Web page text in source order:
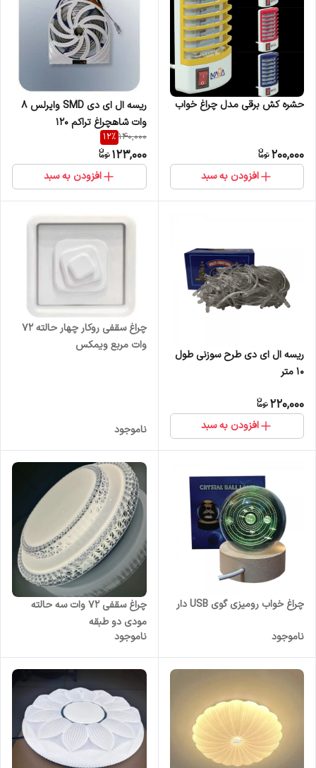
حشره کش برقی مدل چراغ خواب
200,000
افزودن به سبد
ریسه ال ای دی SMD وایرلس 8
وات شاهچراغ تراکم ۱۲۰
140,000
12%
123,000
افزودن به سبد
ریسه ال ای دی طرح سوزنی طول
10 متر
220,000
افزودن به سبد
چراغ سقفی روکار چهار حالته 72
وات مربع ویمکس
ناموجود
چراغ خواب رومیزی گوی USB دار
ناموجود
چراغ سقفی 72 وات سه حالته
مودی دو طبقه
ناموجود